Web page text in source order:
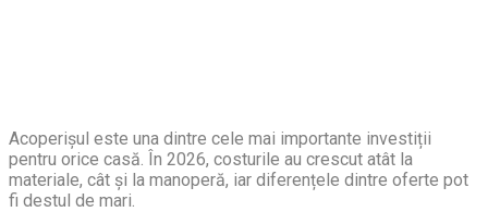
Acoperișul este una dintre cele mai importante investiții
pentru orice casă. În 2026, costurile au crescut atât la
materiale, cât și la manoperă, iar diferențele dintre oferte pot
fi destul de mari.